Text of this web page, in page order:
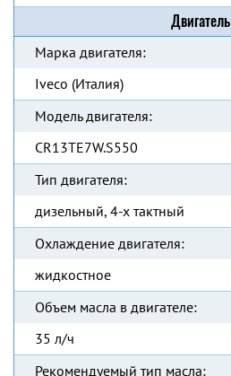
Двигатель
Марка двигателя:
Iveco (Италия)
Модель двигателя:
CR13TE7W.S550
Тип двигателя:
дизельный, 4-х тактный
Охлаждение двигателя:
жидкостное
Объем масла в двигателе:
35 л/ч
Рекомендуемый тип масла: